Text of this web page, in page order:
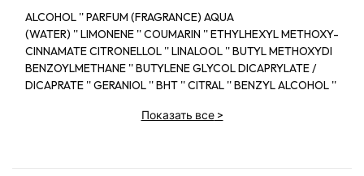
ALCOHOL '' PARFUM (FRAGRANCE) AQUA
(WATER) '' LIMONENE '' COUMARIN '' ETHYLHEXYL METHOXY-
CINNAMATE CITRONELLOL '' LINALOOL '' BUTYL METHOXYDI
BENZOYLMETHANE '' BUTYLENE GLYCOL DICAPRYLATE /
DICAPRATE '' GERANIOL '' BHT '' CITRAL '' BENZYL ALCOHOL ''
METHYL IONONE '' BENZYL BENZOATE '' BENZYL
Показать все>